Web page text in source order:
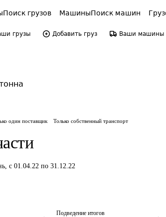
Поиск грузов МашиныПоиск машин
грузы Добавить груз Ваши машины
один поставщик Только собственный транспорт
, с 01.04.22 по 31.12.22
Подведение итогов